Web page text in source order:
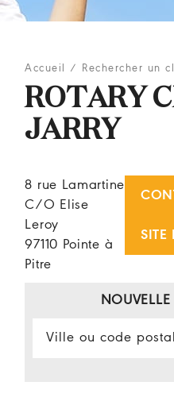
Accueil / Rechercher un
ROTARY
JARRY
8 rue Lamartine
C/O Elise
Leroy
97110 Pointe à
Pitre
SITE